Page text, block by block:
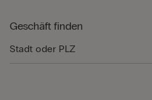
Geschäft finden